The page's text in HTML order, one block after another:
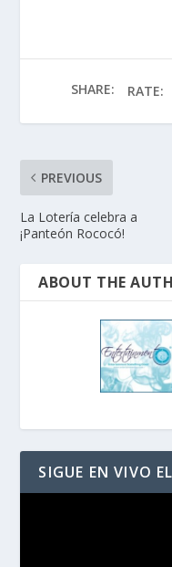
SHARE: RATE:
PREVIOUS
La Lotería celebra a
¡Panteón Rococó!
ABOUT THE
SIGUE EN VIVO